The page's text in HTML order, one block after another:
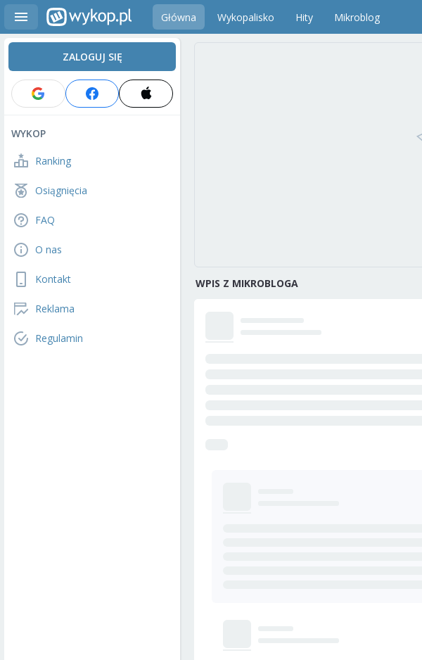
Główna Wykopalisko Hity Mikroblog
ZALOGUJ SIĘ
WYKOP
Ranking
Osiągnięcia
FAQ
O nas
Kontakt
Reklama
Regulamin
WPIS Z MIKROBLOGA